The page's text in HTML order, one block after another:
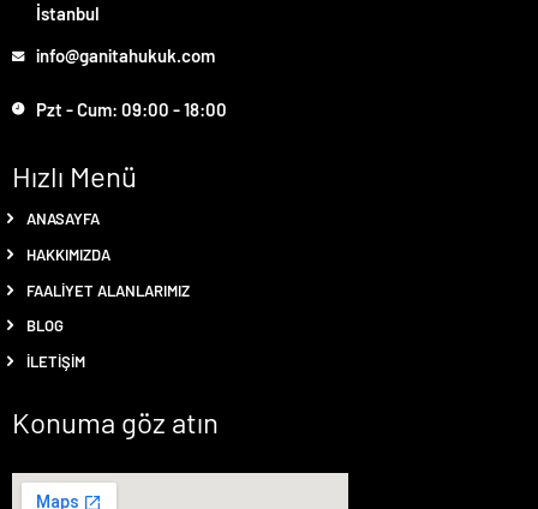
İstanbul
info@ganitahukuk.com
Pzt - Cum: 09:00 - 18:00
Hızlı Menü
ANASAYFA
HAKKIMIZDA
FAALIYET ALANLARIMIZ
BLOG
İLETIŞIM
Konuma göz atın